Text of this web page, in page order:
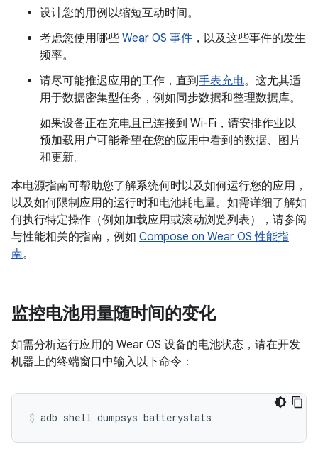
设计您的用例以缩短互动时间。
考虑您使用哪些 Wear OS 事件 ，以及这些事件的发生
频率。
请尽可能推迟应用的工作，直到手表充电。这尤其适
用于数据密集型任务，例如同步数据和整理数据库。
如果设备正在充电且已连接到 Wi-Fi，请安排作业以
预加载用户可能希望在您的应用中看到的数据、图片
和更新。
本电源指南可帮助您了解系统何时以及如何运行您的应用，
以及如何限制应用的运行时和电池耗电量。如需详细了解如
何执行特定操作（例如加载应用或滚动浏览列表），请参阅
与性能相关的指南，例如 Compose on Wear OS 性能指
南。
监控电池用量随时间的变化
如需分析运行应用的 Wear OS 设备的电池状态，请在开发
机器上的终端窗口中输入以下命令：
adb shell dumpsys